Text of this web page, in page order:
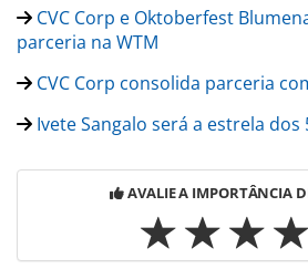
CVC Corp e Oktoberfest
parceria na WTM
CVC Corp consolida parceria
Ivete Sangalo será a estrela dos
AVALIE A IMPORTÂNCIA